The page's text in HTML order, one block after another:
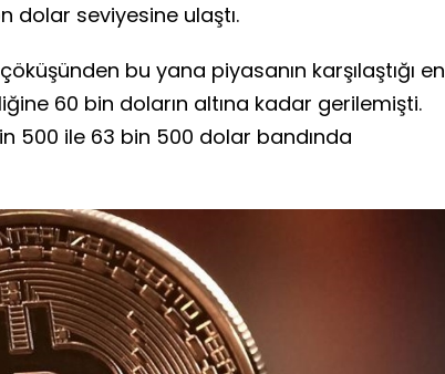
dolar seviyesine ulaştı.
bu yana piyasanın karşılaştığı en
60 bin doların altına kadar gerilemişti.
500 ile 63 bin 500 dolar bandında